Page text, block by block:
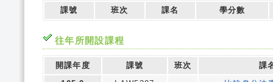
課號 班次 課名 學分數
往年所開設課程
開課年度 課號 班次
課